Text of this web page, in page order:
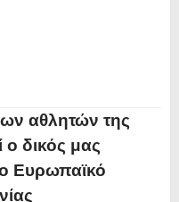
αθλητών της
δικός μας
Ευρωπαϊκό